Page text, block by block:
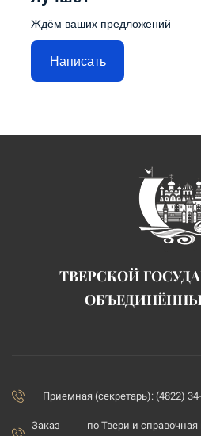
Ждём ваших предложений
Написать
ТВЕРСКОЙ
Приемная (секретарь): (4822)
Заказ
по Твери и